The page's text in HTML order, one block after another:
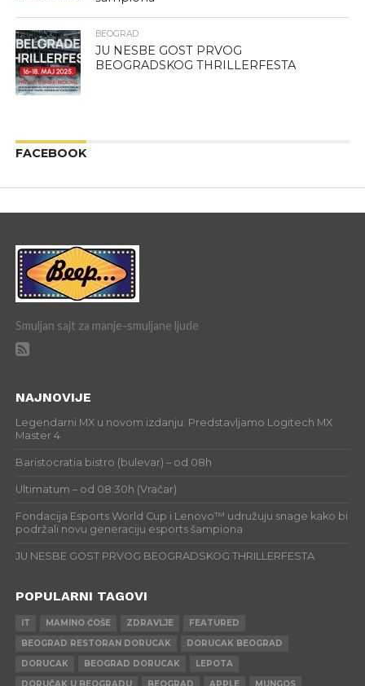
BEOGRAD
JU NESBE GOST PRVOG
BEOGRADSKOG THRILLERFESTA
FACEBOOK
Smuljan sajt za manje-smuljane ljude
NAJNOVIJE
Legendarni MX u novom izdanju: Predstavljamo Logitech MX
Master 4
Baristocratia bistro (bulevar) – od 08h
Ultimatum – od 08:30h (Vračar)
Fondacija Esports World Cup i Lenovo™ udružuju snage kako bi
podržali novu generaciju esports šampiona
JU NESBE GOST PRVOG BEOGRADSKOG THRILLERFESTA
POPULARNI TAGOVI
IT MAMINO ĆOŠE ZDRAVLJE
FEATURED
BEOGRAD RESTORAN DORUCAK
DORUCAK BEOGRAD
DORUCAK
BEOGRAD DORUCAK
LEPOTA
DORUČAK U BEOGRADU
BEOGRAD APPLE MUNGOS